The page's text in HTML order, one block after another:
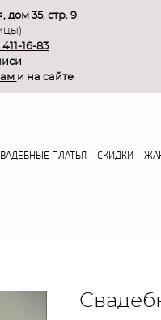
дом 35, стр. 9
16-83
и на сайте
ПЛАТЬЯ СКИДКИ